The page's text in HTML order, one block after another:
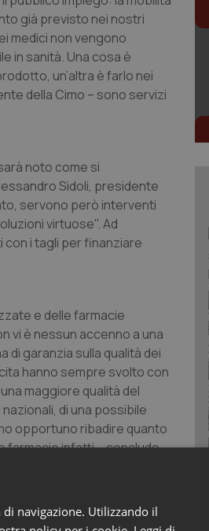
già previsto nei nostri
medici non vengono
in sanità. Una cosa è
un’altra è farlo nei
della Cimo – sono servizi
noto come si
Sidoli, presidente
servono però interventi
virtuose". Ad
i tagli per finanziare
e delle farmacie
vi è nessun accenno a una
di garanzia sulla qualità dei
hanno sempre svolto con
maggiore qualità del
di una possibile
opportuno ribadire quanto
farmacie infatti – conclude
per il governo della
i loro guadagni
navigazione. Utilizzando il